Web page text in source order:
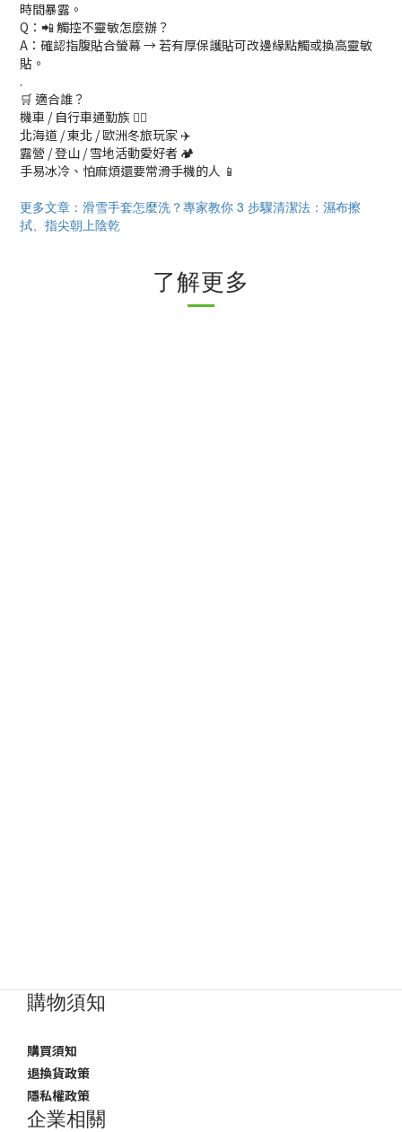
時間暴露。
Q：📲 觸控不靈敏怎麼辦？
A：確認指腹貼合螢幕 → 若有厚保護貼可改邊緣點觸或換高靈敏
貼。
.
🛒 適合誰？
機車 / 自行車通勤族 🚴‍♀️
北海道 / 東北 / 歐洲冬旅玩家 ✈️
露營 / 登山 / 雪地活動愛好者 🏕️
手易冰冷、怕麻煩還要常滑手機的人 📱
更多文章：滑雪手套怎麼洗？專家教你 3 步驟清潔法：濕布擦
拭、指尖朝上陰乾
了解更多
購物須知
購買須知
退換貨政策
隱私權政策
企業相關